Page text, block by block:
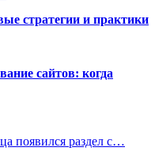
стратегии и практики
сайтов: когда
появился раздел с…